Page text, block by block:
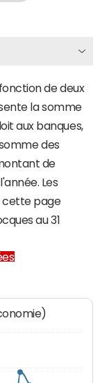
de deux
la somme
aux banques,
des
de
Les
cette page
au 31